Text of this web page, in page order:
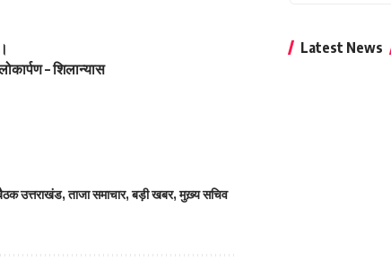
– शिलान्यास
उत्तराखंड,ताजा समाचार,बड़ी खबर,मुख़्य सचिव
Latest News